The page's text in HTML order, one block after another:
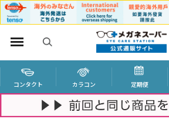
コンタクト カラコン 定期便